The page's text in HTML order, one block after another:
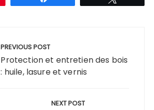
PREVIOUS POST
Protection et entretien des bois
: huile, lasure et vernis
NEXT POST